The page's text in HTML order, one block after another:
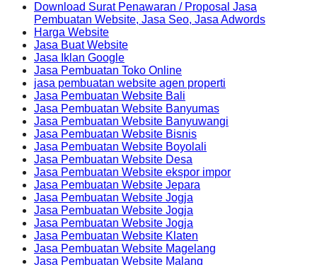
Download Surat Penawaran / Proposal Jasa
Pembuatan Website, Jasa Seo, Jasa Adwords
Harga Website
Jasa Buat Website
Jasa Iklan Google
Jasa Pembuatan Toko Online
jasa pembuatan website agen properti
Jasa Pembuatan Website Bali
Jasa Pembuatan Website Banyumas
Jasa Pembuatan Website Banyuwangi
Jasa Pembuatan Website Bisnis
Jasa Pembuatan Website Boyolali
Jasa Pembuatan Website Desa
Jasa Pembuatan Website ekspor impor
Jasa Pembuatan Website Jepara
Jasa Pembuatan Website Jogja
Jasa Pembuatan Website Jogja
Jasa Pembuatan Website Jogja
Jasa Pembuatan Website Klaten
Jasa Pembuatan Website Magelang
Jasa Pembuatan Website Malang